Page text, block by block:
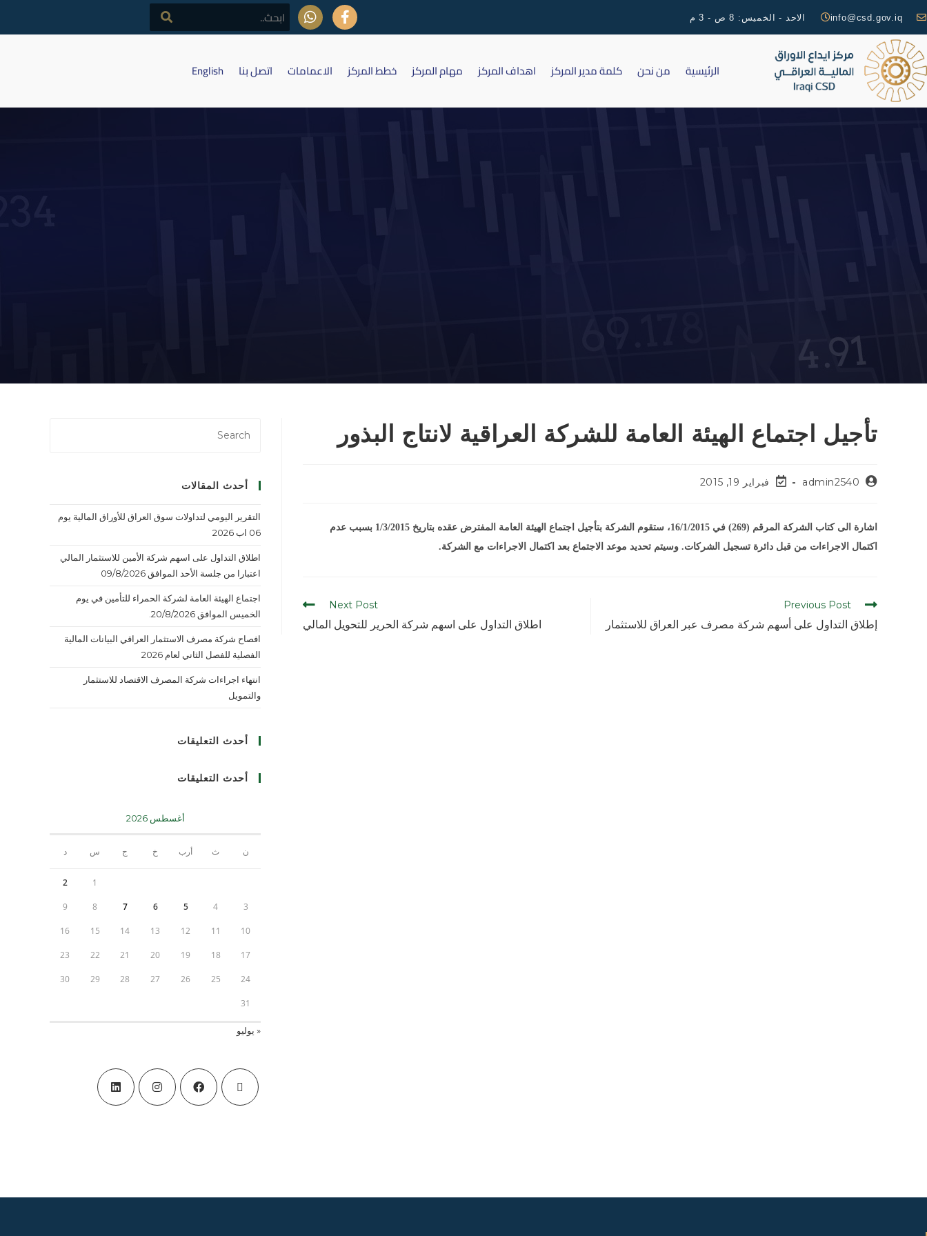
info@csd.gov.iq الاحد - الخميس: 8 ص - 3 م
الرئيسية من نحن كلمة مدير المركز اهداف المركز مهام المركز خطط المركز الاعمامات اتصل بنا English
تأجيل اجتماع الهيئة العامة للشركة العراقية لانتاج البذور
admin2540 فبراير 19, 2015
اشارة الى كتاب الشركة المرقم (269) في 16/1/2015، ستقوم الشركة بتأجيل اجتماع الهيئة العامة المفترض عقده بتاريخ 1/3/2015 بسبب عدم
اكتمال الاجراءات من قبل دائرة تسجيل الشركات. وسيتم تحديد موعد الاجتماع بعد اكتمال الاجراءات مع الشركة.
Previous Post
إطلاق التداول على أسهم شركة مصرف عبر العراق للاستثمار
Next Post
اطلاق التداول على اسهم شركة الحرير للتحويل المالي
أحدث المقالات
التقرير اليومي لتداولات سوق العراق للأوراق المالية يوم
06 اب 2026
اطلاق التداول على اسهم شركة الأمين للاستثمار المالي
اعتبارا من جلسة الأحد الموافق 09/8/2026
اجتماع الهيئة العامة لشركة الحمراء للتأمين في يوم
الخميس الموافق 20/8/2026.
افصاح شركة مصرف الاستثمار العراقي البيانات المالية
الفصلية للفصل الثاني لعام 2026
انتهاء اجراءات شركة المصرف الاقتصاد للاستثمار
والتمويل
أحدث التعليقات
أحدث التعليقات
أغسطس 2026
ن ث أرب خ ج س د
1
2
3
4
5
6
7
8
9
10
11
12
13
14
15
16
17
18
19
20
21
22
23
24
25
26
27
28
29
30
31
« يوليو